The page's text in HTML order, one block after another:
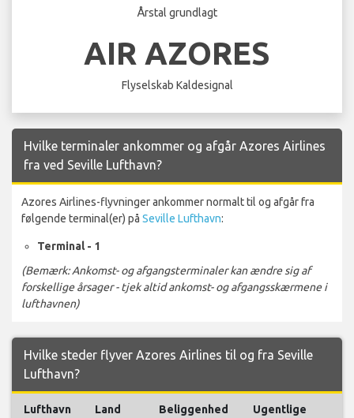
Årstal grundlagt
AIR AZORES
Flyselskab Kaldesignal
Hvilke terminaler ankommer og afgår Azores Airlines
fra ved Seville Lufthavn?
Azores Airlines-flyvninger ankommer normalt til og afgår fra
følgende terminal(er) på Seville Lufthavn:
Terminal - 1
(Bemærk: Ankomst- og afgangsterminaler kan ændre sig af
forskellige årsager - tjek altid ankomst- og afgangsskærmene i
lufthavnen)
Hvilke steder flyver Azores Airlines til og fra Seville
Lufthavn?
Lufthavn Land Beliggenhed
Ugentlige